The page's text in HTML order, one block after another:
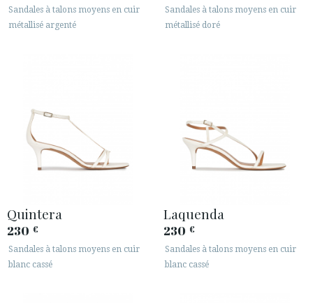
Sandales à talons moyens en cuir
métallisé argenté
Sandales à talons moyens en cuir
métallisé doré
Quintera
230 €
Sandales à talons moyens en cuir
blanc cassé
Laquenda
230 €
Sandales à talons moyens en cuir
blanc cassé